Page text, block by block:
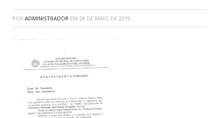
POR ADMINISTRADOR EM 28 DE MAIO DE 2019